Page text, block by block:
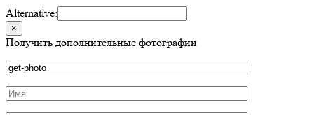
Alternative:
×
Получить дополнительные фотографии